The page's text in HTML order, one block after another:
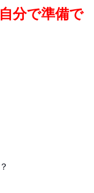
分で準備で